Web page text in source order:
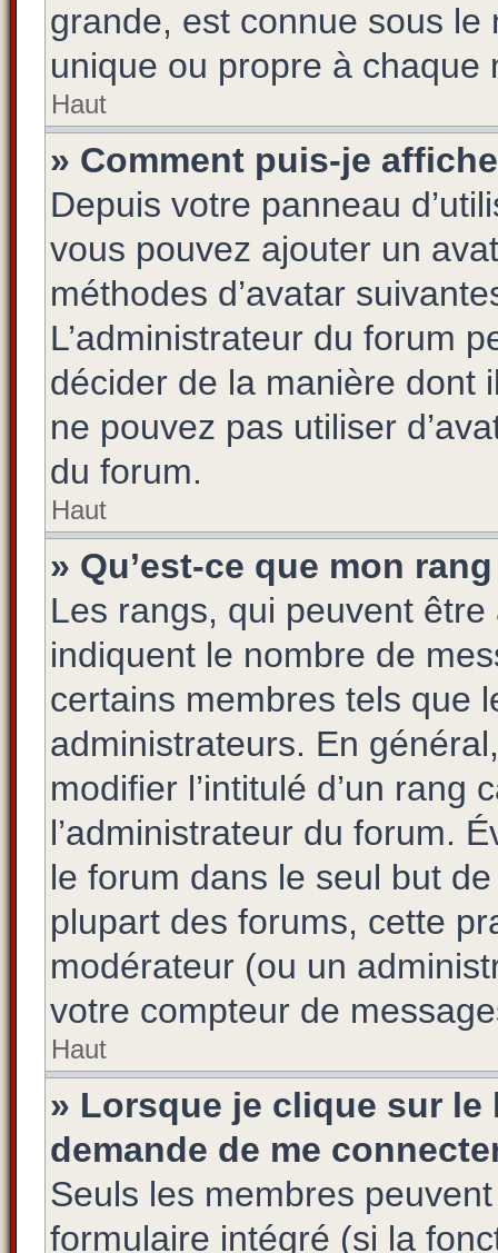
grande, est connue sous le
unique ou propre à chaque
Haut
» Comment puis-je
Depuis votre panneau
vous pouvez ajouter un
méthodes d’avatar
L’administrateur du forum
décider de la manière dont
ne pouvez pas utiliser
du forum.
Haut
» Qu’est-ce que mon
Les rangs, qui peuvent être
indiquent le nombre de
certains membres tels que
administrateurs. En
modifier l’intitulé d’un rang
l’administrateur du forum.
le forum dans le seul but
plupart des forums, cette
modérateur (ou un
votre compteur de
Haut
» Lorsque je clique sur
demande de me
Seuls les membres
formulaire intégré (si la